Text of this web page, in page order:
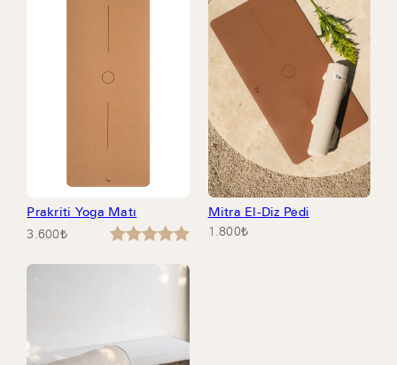
Prakriti Yoga Matı
3.600₺
5.00
Mitra El-Diz Pedi
1.800₺